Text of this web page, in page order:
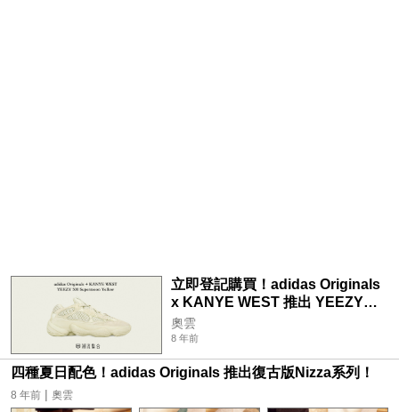
立即登記購買！adidas Originals
x KANYE WEST 推出 YEEZY
500 Supermoon Yellow！
奧雲
8 年前
四種夏日配色！adidas Originals 推出復古版Nizza系列！
8 年前 | 奧雲